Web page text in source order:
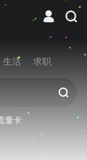
生活 求职
量卡